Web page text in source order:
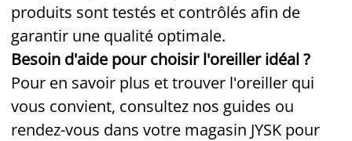
produits sont testés et contrôlés afin de
garantir une qualité optimale.
Besoin d'aide pour choisir l'oreiller idéal ?
Pour en savoir plus et trouver l'oreiller qui
vous convient, consultez nos guides ou
rendez-vous dans votre magasin JYSK pour